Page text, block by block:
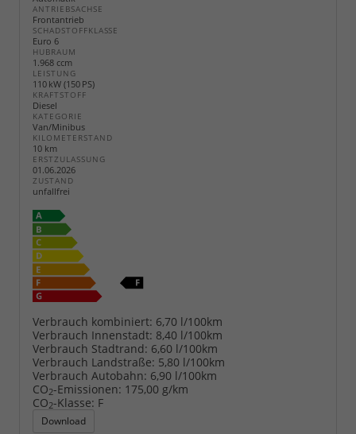
ANTRIEBSACHSE
Frontantrieb
SCHADSTOFFKLASSE
Euro 6
HUBRAUM
1.968 ccm
LEISTUNG
110 kW (150 PS)
KRAFTSTOFF
Diesel
KATEGORIE
Van/Minibus
KILOMETERSTAND
10 km
ERSTZULASSUNG
01.06.2026
ZUSTAND
unfallfrei
Verbrauch kombiniert: 6,70 l/100km
Verbrauch Innenstadt: 8,40 l/100km
Verbrauch Stadtrand: 6,60 l/100km
Verbrauch Landstraße: 5,80 l/100km
Verbrauch Autobahn: 6,90 l/100km
CO2-Emissionen: 175,00 g/km
CO2-Klasse: F
Download